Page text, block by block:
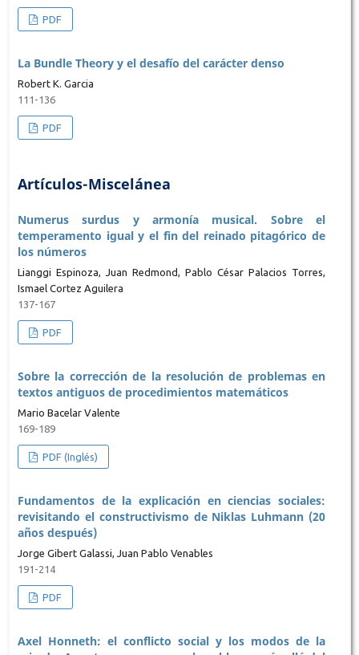
PDF
La Bundle Theory y el desafío del carácter denso
Robert K. Garcia
111-136
PDF
Artículos-Miscelánea
Numerus surdus y armonía musical. Sobre el
temperamento igual y el fin del reinado pitagórico de
los números
Lianggi Espinoza, Juan Redmond, Pablo César Palacios Torres,
Ismael Cortez Aguilera
137-167
PDF
Sobre la corrección de la resolución de problemas en
textos antiguos de procedimientos matemáticos
Mario Bacelar Valente
169-189
PDF (Inglés)
Fundamentos de la explicación en ciencias sociales:
revisitando el constructivismo de Niklas Luhmann (20
años después)
Jorge Gibert Galassi, Juan Pablo Venables
191-214
PDF
Axel Honneth: el conflicto social y los modos de la